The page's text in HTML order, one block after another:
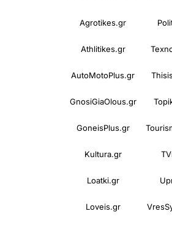
Agrotikes.gr
Athlitikes.gr
AutoMotoPlus.gr
GnosiGiaOlous.gr
GoneisPlus.gr
Kultura.gr
Loatki.gr
Loveis.gr